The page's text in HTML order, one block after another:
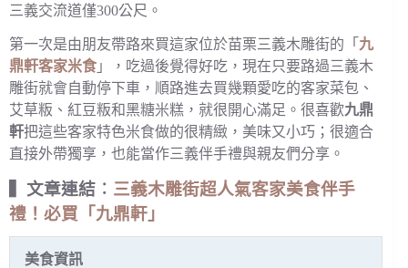
三義交流道僅300公尺。
第一次是由朋友帶路來買這家位於苗栗三義木雕街的「 九
鼎軒客家米食 」，吃過後覺得好吃，現在只要路過三義木
雕街就會自動停下車，順路進去買幾顆愛吃的客家菜包、
艾草粄、紅豆粄和黑糖米糕，就很開心滿足。很喜歡九鼎
軒把這些客家特色米食做的很精緻，美味又小巧；很適合
直接外帶獨享，也能當作三義伴手禮與親友們分享。
▍文章連結︰ 三義木雕街超人氣客家美食伴手
禮！必買「九鼎軒」
美食資訊